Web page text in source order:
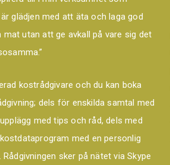
glädjen med att äta och laga god
utan att ge avkall på vare sig det
kostrådgivare och du kan boka
dels för enskilda samtal med
med tips och råd, dels med
med en personlig
Rådgivningen sker på nätet via Skype